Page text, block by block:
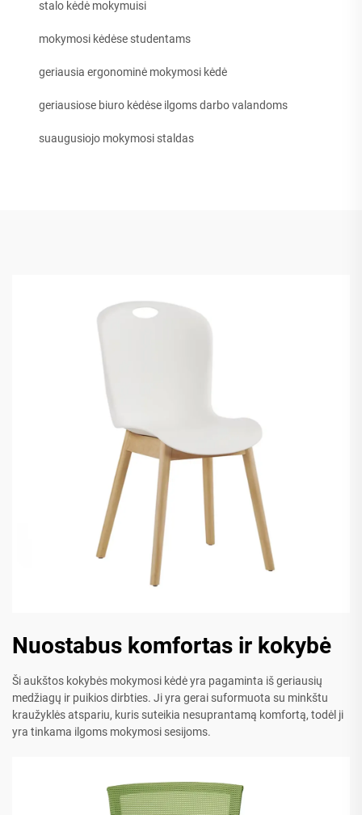
stalo kėdė mokymuisi
mokymosi kėdėse studentams
geriausia ergonominė mokymosi kėdė
geriausiose biuro kėdėse ilgoms darbo valandoms
suaugusiojo mokymosi staldas
Nuostabus komfortas ir kokybė
Ši aukštos kokybės mokymosi kėdė yra pagaminta iš geriausių
medžiagų ir puikios dirbties. Ji yra gerai suformuota su minkštu
kraužyklės atspariu, kuris suteikia nesuprantamą komfortą, todėl ji
yra tinkama ilgoms mokymosi sesijoms.